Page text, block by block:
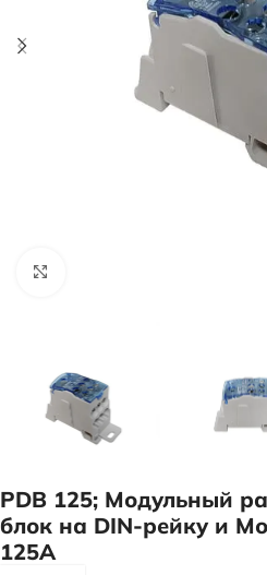
PDB 125; Модульный
блок на DIN-рейку и
125А